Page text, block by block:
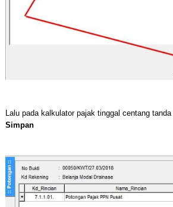
Lalu pada kalkulator pajak tinggal centang tanda
Simpan